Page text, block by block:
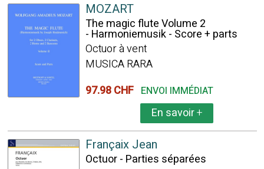
MOZART
The magic flute Volume 2
- Harmoniemusik - Score + parts
Octuor à vent
MUSICA RARA
97.98 CHF ENVOI IMMÉDIAT
En savoir+
Françaix Jean
Octuor - Parties séparées